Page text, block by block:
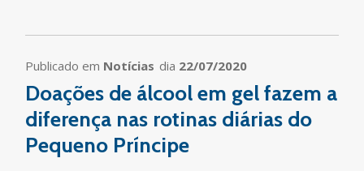
Publicado em Notícias dia 22/07/2020
Doações de álcool em gel fazem a
diferença nas rotinas diárias do
Pequeno Príncipe